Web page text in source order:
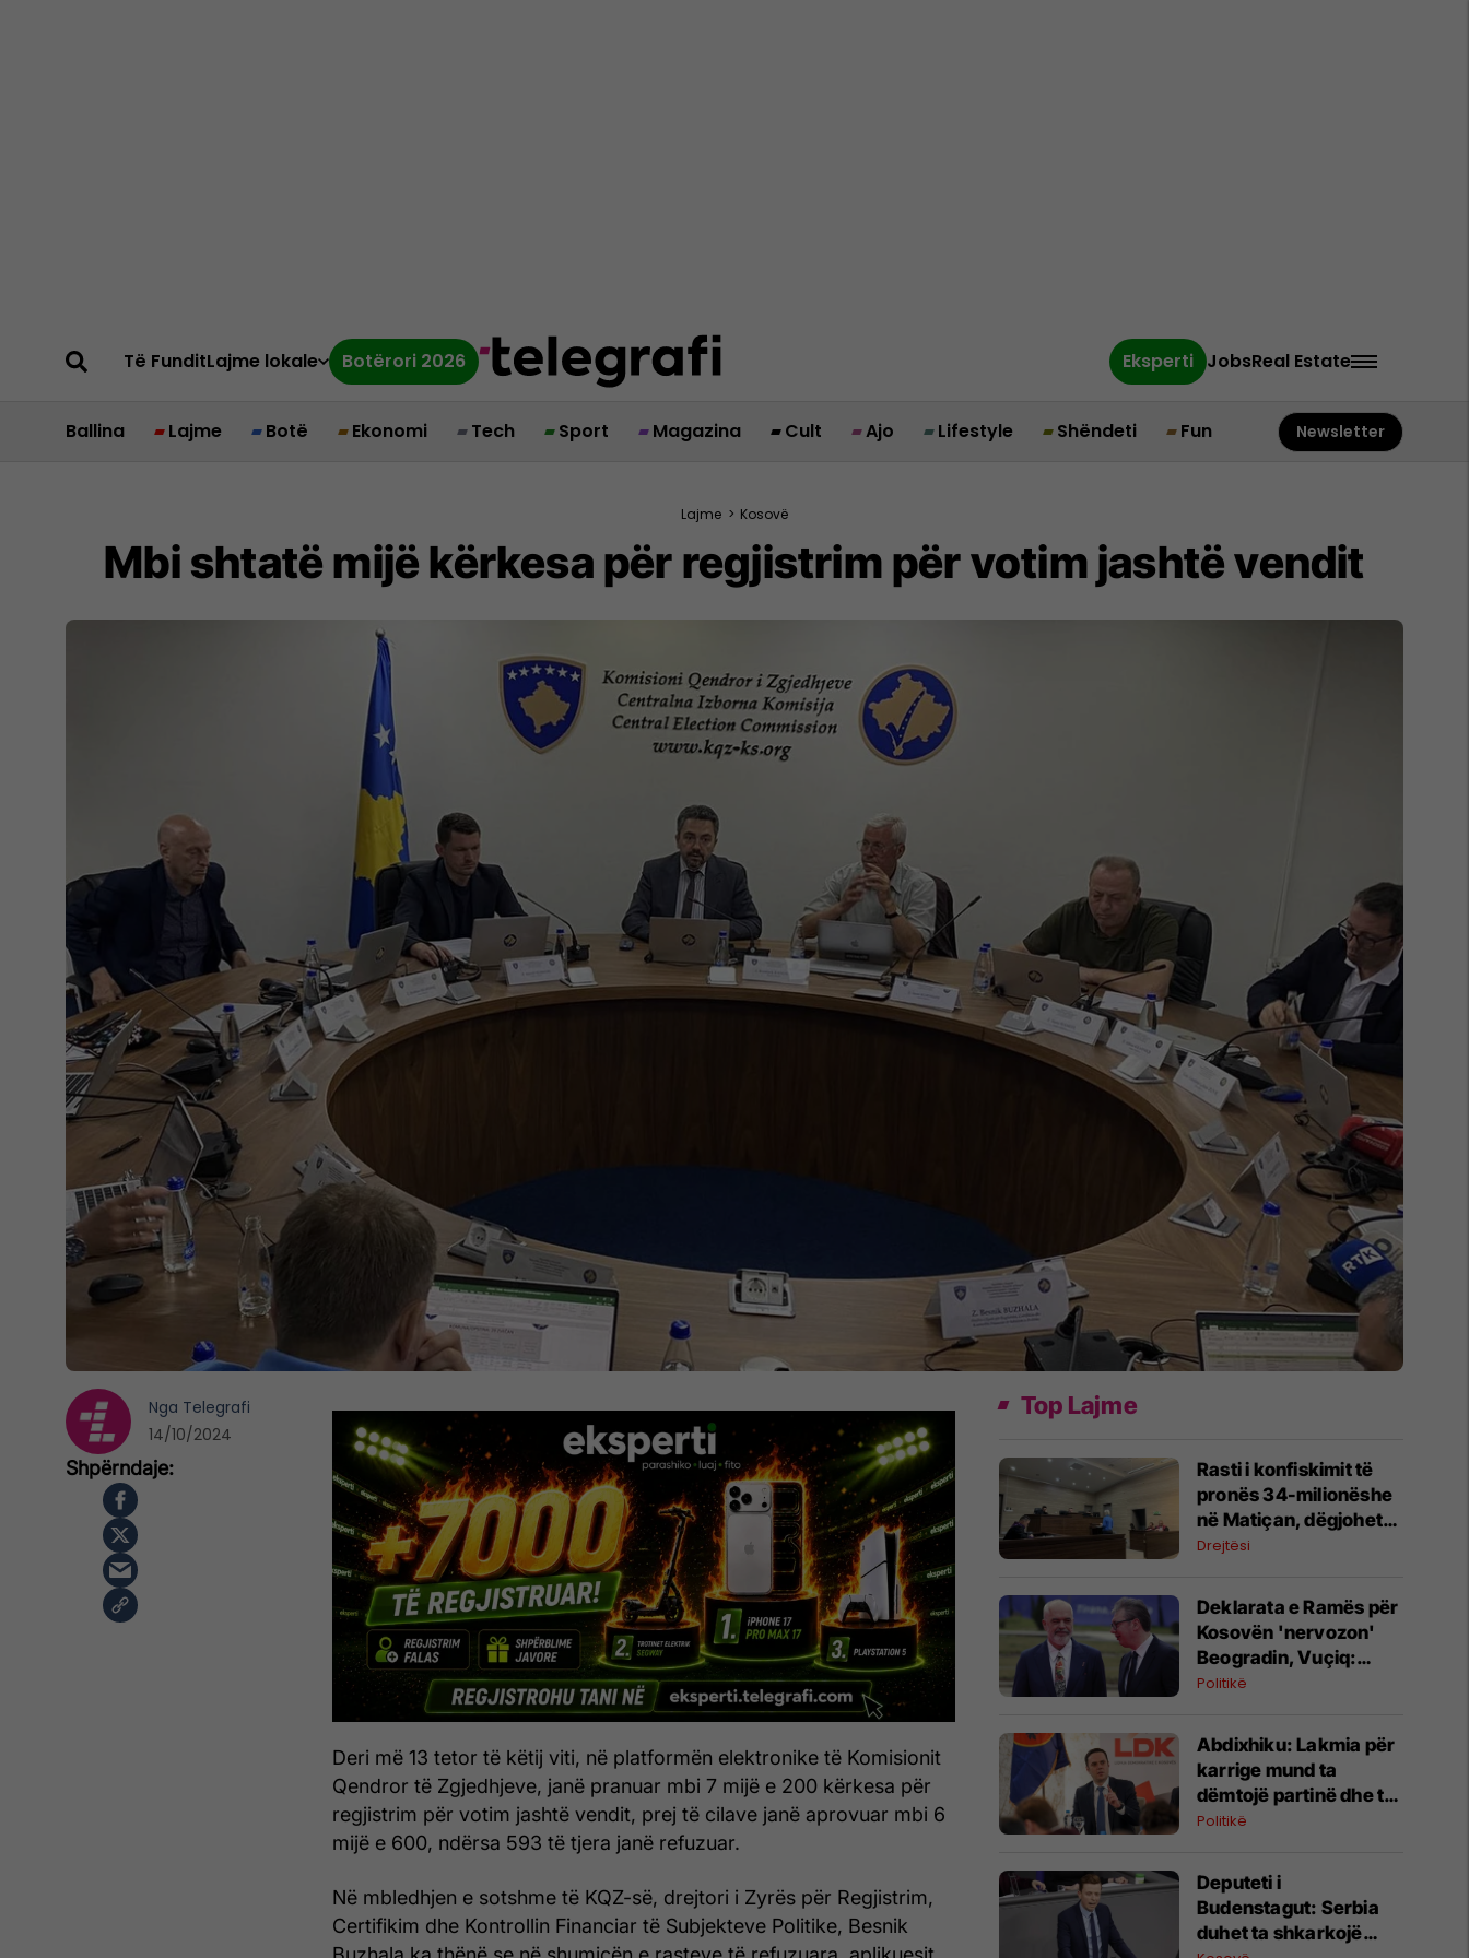
Të FunditLajme lokale Botërori 2026 Eksperti JobsReal Estate
Ballina Lajme Botë Ekonomi Tech Sport Magazina Cult Ajo Lifestyle Shëndeti Fun Newsletter
Lajme > Kosovë
Mbi shtatë mijë kërkesa për regjistrim për votim jashtë vendit
Deri më 13 tetor të këtij viti, në platformën elektronike të Komisionit
Qendror të Zgjedhjeve, janë pranuar mbi 7 mijë e 200 kërkesa për
regjistrim për votim jashtë vendit, prej të cilave janë aprovuar mbi 6
mijë e 600, ndërsa 593 të tjera janë refuzuar.
Në mbledhjen e sotshme të KQZ-së, drejtori i Zyrës për Regjistrim,
Certifikim dhe Kontrollin Financiar të Subjekteve Politike, Besnik
Nga Telegrafi
14/10/2024
Top Lajme
Rasti i konfiskimit të
pronës 34-milionëshe
në Matiçan, dëgjohet
ekspertja e forenzikës
Drejtësi
Deklarata e Ramës për
Kosovën 'nervozon'
Beogradin, Vuçiq:
Realiteti nuk është i
Politikë
Abdixhiku: Lakmia për
karrige mund ta
dëmtojë partinë dhe ta
çojë Kosovën drejt
Politikë
Deputeti i
Budenstagut: Serbia
duhet ta shkarkojë